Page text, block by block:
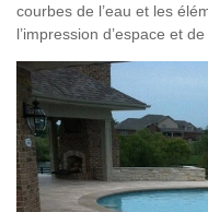
courbes de l’eau et les
l’impression d’espace et